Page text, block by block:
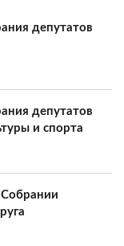
депутатов
депутатов
и спорта